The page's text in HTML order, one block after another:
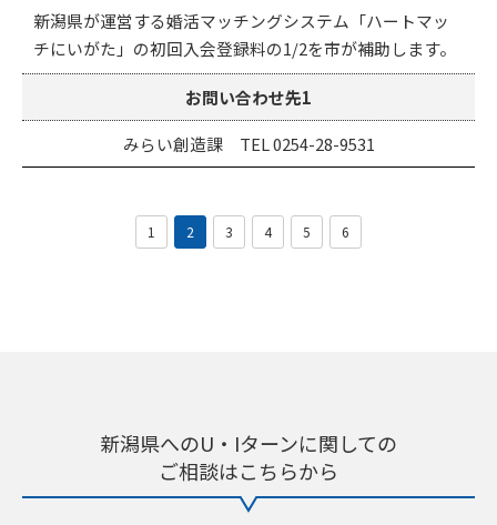
新潟県が運営する婚活マッチングシステム「ハートマッ
チにいがた」の初回入会登録料の1/2を市が補助します。
お問い合わせ先1
みらい創造課 TEL 0254-28-9531
1 2 3 4 5 6
新潟県へのU・Iターンに関しての
ご相談はこちらから